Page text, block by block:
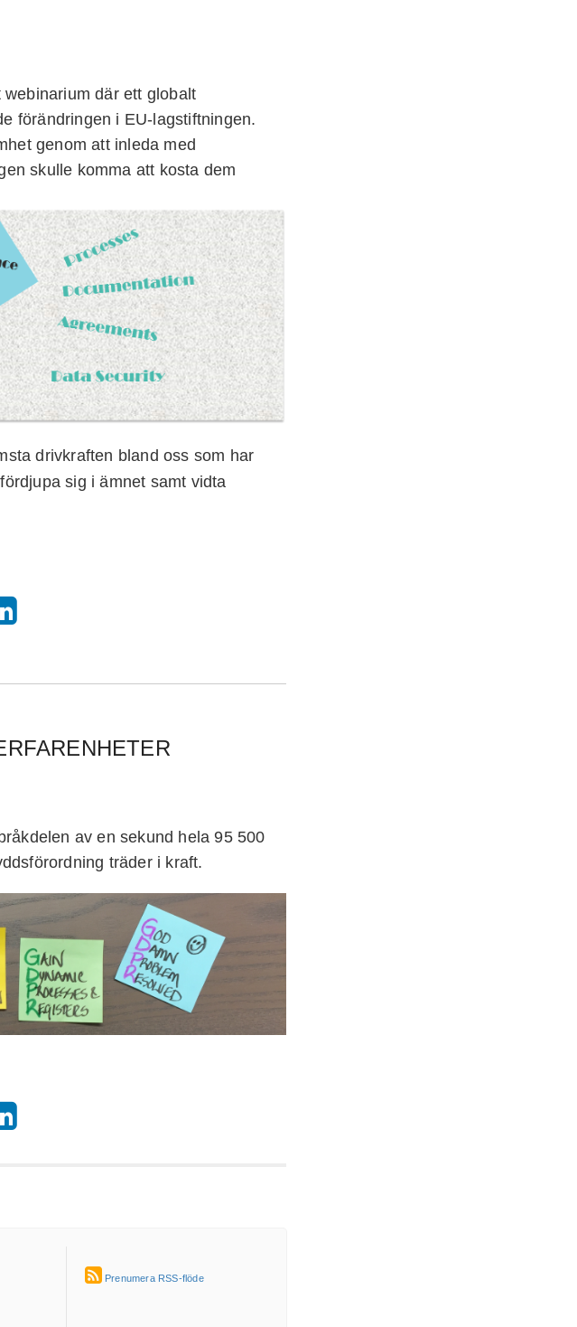
där ett globalt
förändringen i EU-lagstiftningen.
genom att inleda med
skulle komma att kosta dem
drivkraften bland oss som har
sig i ämnet samt vidta
av en sekund hela 95 500
träder i kraft.
Prenumera RSS-flöde